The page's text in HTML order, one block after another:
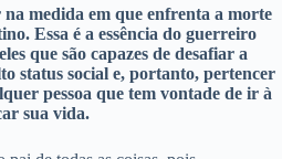
medida em que enfrenta a morte
Essa é a essência do guerreiro
que são capazes de desafiar a
status social e, portanto, pertencer
pessoa que tem vontade de ir à
sua vida.